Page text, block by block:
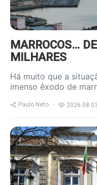
MARROCOS…
MILHARES
Há muito que a
imenso êxodo de
Paulo Neto 2026.08.03
https://
content/uploads/
800x600.jpg